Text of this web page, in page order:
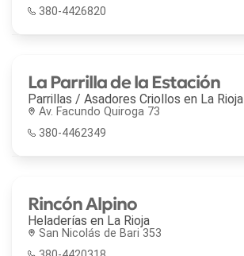
380-4426820
La Parrilla de la Estación
Parrillas / Asadores Criollos en La Rioja
Av. Facundo Quiroga 73
380-4462349
Rincón Alpino
Heladerías en La Rioja
San Nicolás de Bari 353